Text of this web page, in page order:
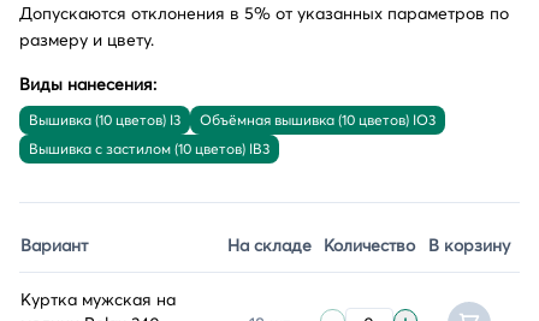
Допускаются отклонения в 5% от указанных параметров по
размеру и цвету.
Виды нанесения:
Вышивка (10 цветов) I3
Объёмная вышивка (10 цветов) IO3
Вышивка с застилом (10 цветов) IB3
Вариант На складе Количество В корзину
Куртка мужская на